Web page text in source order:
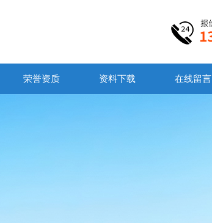
荣誉资质 资料下载 在线留言